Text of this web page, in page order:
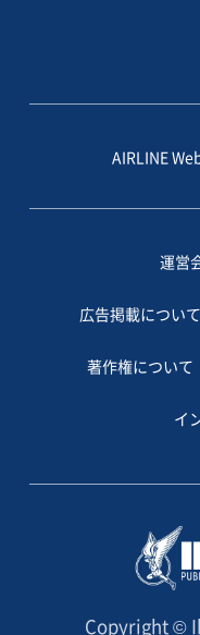
AIRLINE
運営
広告掲載について
著作権について
イ
Copyright ©